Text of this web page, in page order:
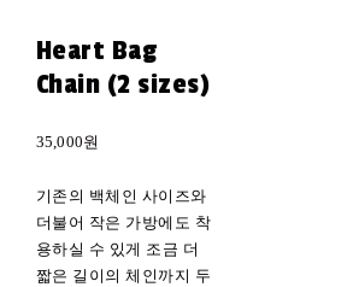
Heart Bag
Chain (2 sizes)
35,000원
기존의 백체인 사이즈와
더불어 작은 가방에도 착
용하실 수 있게 조금 더
짧은 길이의 체인까지 두